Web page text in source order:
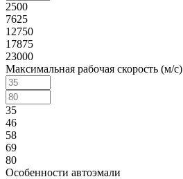
2500
7625
12750
17875
23000
Максимальная рабочая скорость (м/с)
35
46
58
69
80
Особенности автоэмали